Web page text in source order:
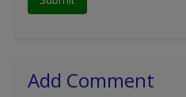
Add Comment